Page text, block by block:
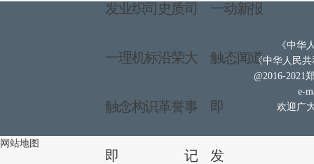
发
一
触
即
业
理
念
织
机
构
司
标
识
史
沿
革
质
荣
誉
司
大
事
记
一
触
即
发
动
态
新
闻
报
道
《中华
《中华人民共
@2016-2021
e-
欢迎广
网站地图